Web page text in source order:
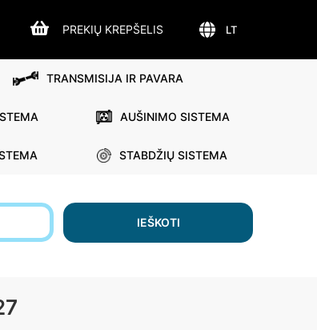
TRANSMISIJA IR PAVARA
AUŠINIMO SISTEMA
STABDŽIŲ SISTEMA
IEŠKOTI
LT
PREKIŲ KREPŠELIS